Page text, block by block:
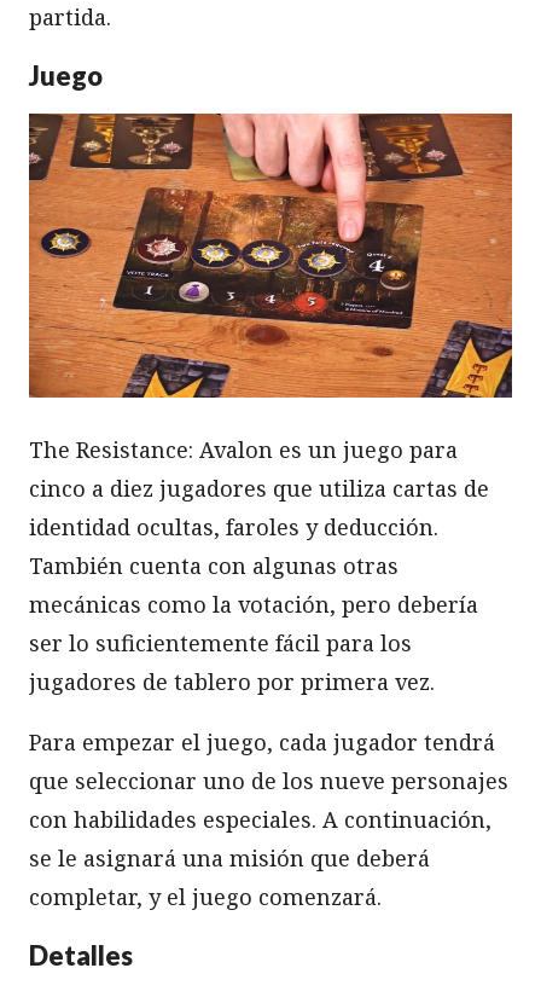
partida.
Juego
The Resistance: Avalon es un juego para
cinco a diez jugadores que utiliza cartas de
identidad ocultas, faroles y deducción.
También cuenta con algunas otras
mecánicas como la votación, pero debería
ser lo suficientemente fácil para los
jugadores de tablero por primera vez.
Para empezar el juego, cada jugador tendrá
que seleccionar uno de los nueve personajes
con habilidades especiales. A continuación,
se le asignará una misión que deberá
completar, y el juego comenzará.
Detalles